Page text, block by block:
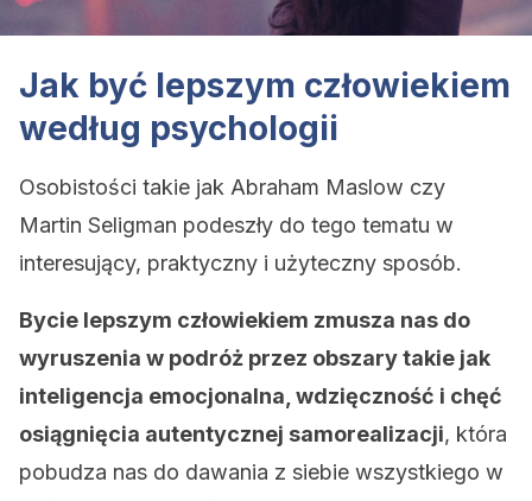
Jak być lepszym człowiekiem
według psychologii
Osobistości takie jak Abraham Maslow czy
Martin Seligman podeszły do ​​tego tematu w
interesujący, praktyczny i użyteczny sposób.
Bycie lepszym człowiekiem zmusza nas do
wyruszenia w podróż przez obszary takie jak
inteligencja emocjonalna, wdzięczność i chęć
osiągnięcia autentycznej samorealizacji, która
pobudza nas do dawania z siebie wszystkiego w